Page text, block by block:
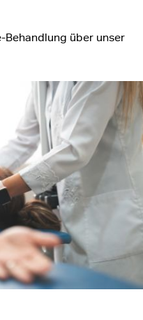
Behandlung über unser